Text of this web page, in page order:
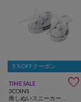
5％OFFクーポン
TIME SALE 
3COINS